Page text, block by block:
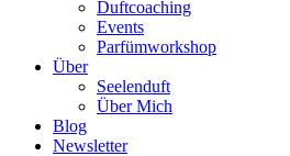
Duftcoaching
Events
Parfümworkshop
Über
Seelenduft
Über Mich
Blog
Newsletter